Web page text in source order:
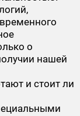
о
нашей
и стоит ли